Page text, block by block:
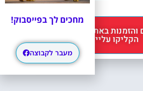
הקליקו עליי 😊
מחכים לך בפייסבוק!
מעבר לקבוצה